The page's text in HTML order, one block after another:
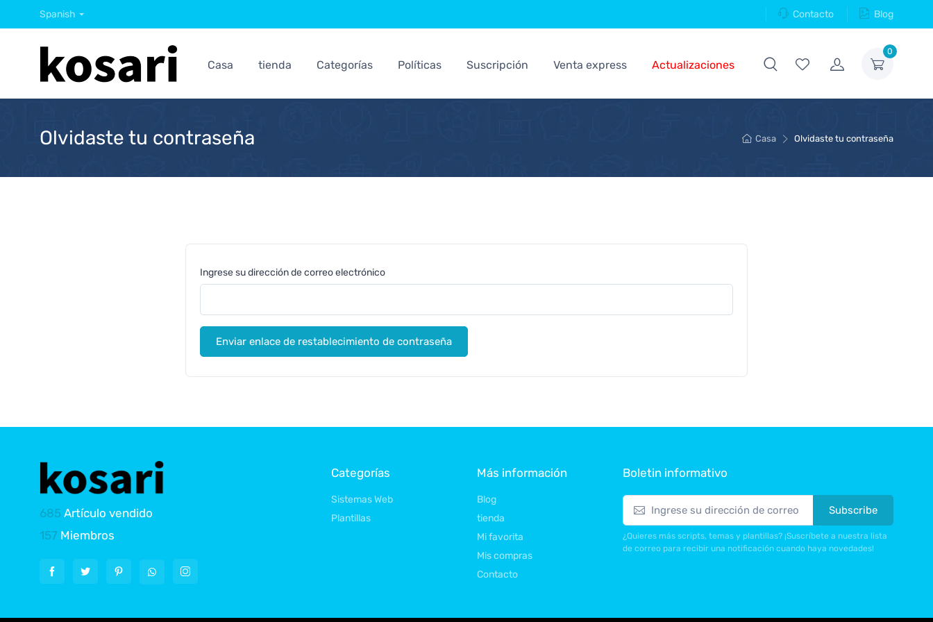
Spanish Contacto Blog
0
Casa tienda Categorías Políticas Suscripción Venta express Actualizaciones
Casa Olvidaste tu contraseña
Olvidaste tu contraseña
Ingrese su dirección de correo electrónico
Enviar enlace de restablecimiento de contraseña
685 Artículo vendido
157 Miembros
Categorías
Sistemas Web
Plantillas
Más información
Blog
tienda
Mi favorita
Mis compras
Contacto
Boletin informativo
Subscribe
¿Quieres más scripts, temas y plantillas? ¡Suscríbete a nuestra lista
de correo para recibir una notificación cuando haya novedades!